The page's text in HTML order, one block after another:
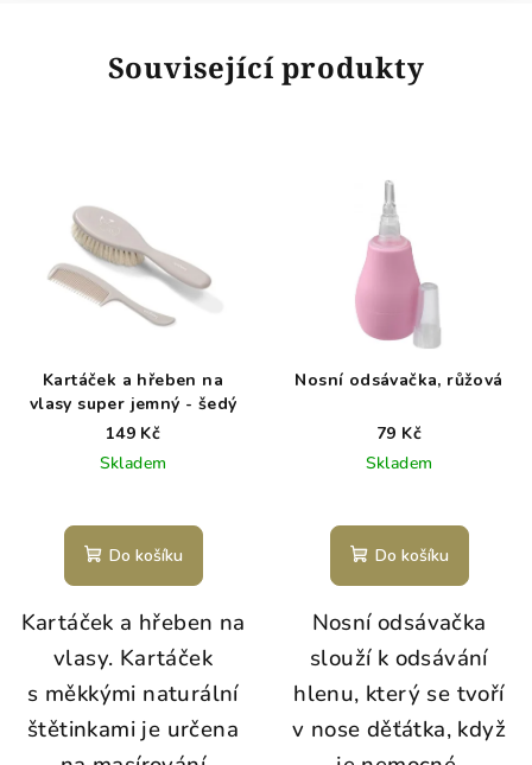
Související produkty
Kartáček a hřeben na
vlasy super jemný - šedý
149 Kč
Skladem
Do košíku
Kartáček a hřeben na
vlasy. Kartáček
s měkkými naturální
štětinkami je určena
Nosní odsávačka, růžová
79 Kč
Skladem
Do košíku
Nosní odsávačka
slouží k odsávání
hlenu, který se tvoří
v nose děťátka, když